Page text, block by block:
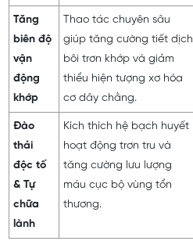
Tăng
biên độ
vận
động
khớp
Thao tác chuyên sâu
giúp tăng cường tiết dịch
bôi trơn khớp và giảm
thiểu hiện tượng xơ hóa
cơ dây chằng.
Đào
thải
độc tố
& Tự
chữa
lành
Kích thích hệ bạch huyết
hoạt động trơn tru và
tăng cường lưu lượng
máu cục bộ vùng tổn
thương.